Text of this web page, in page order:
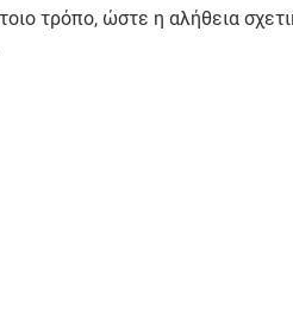
τρόπο, ώστε η αλήθεια